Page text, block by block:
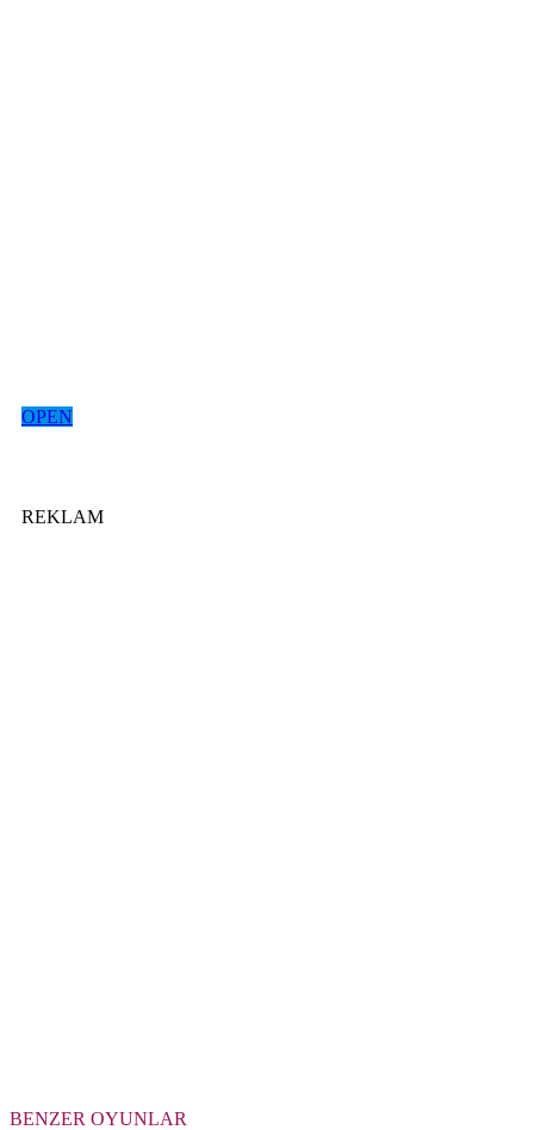
OPEN
REKLAM
BENZER OYUNLAR